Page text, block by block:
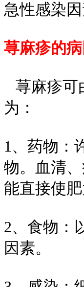
急性感染因
荨麻疹的病
荨麻疹可
为：
1、药物：
物。血清
能直接使
2、食物：
因素。